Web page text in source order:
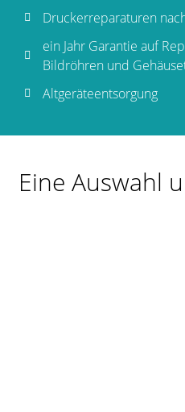
Druckerreparaturen
ein Jahr Garantie auf
Bildröhren und
Altgeräteentsorgung
Eine Auswahl